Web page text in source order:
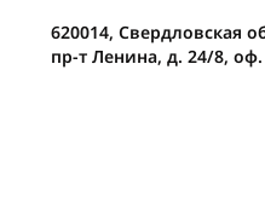
620014, Свердловская
пр-т Ленина, д. 24/8,